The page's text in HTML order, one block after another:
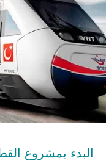
البدء بمشروع